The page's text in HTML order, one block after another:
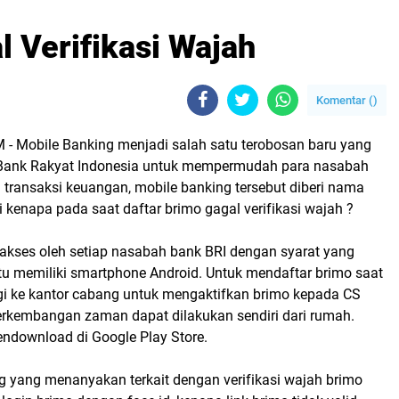
Verifikasi Wajah
Komentar ()
- Mobile Banking menjadi salah satu terobosan baru yang
Rakyat Indonesia untuk mempermudah para nasabah
keuangan, mobile banking tersebut diberi nama
kenapa pada saat daftar brimo gagal verifikasi wajah ?
oleh setiap nasabah bank BRI dengan syarat yang
memiliki smartphone Android. Untuk mendaftar brimo saat
ke kantor cabang untuk mengaktifkan brimo kepada CS
zaman dapat dilakukan sendiri dari rumah.
di Google Play Store.
yang menanyakan terkait dengan verifikasi wajah brimo